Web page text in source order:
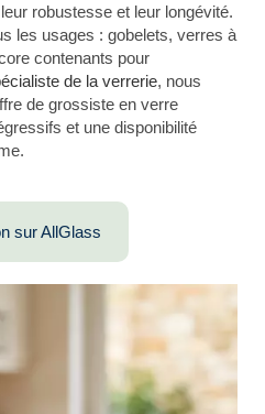
robustesse et leur longévité.
les usages : gobelets, verres à
contenants pour
de la verrerie, nous
de grossiste en verre
et une disponibilité
sur AllGlass